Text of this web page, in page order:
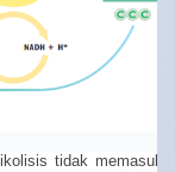
tidak memasuki